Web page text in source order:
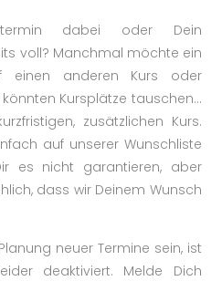
dabei oder Dein
voll? Manchmal möchte ein
einen anderen Kurs oder
Kursplätze tauschen…
zusätzlichen Kurs.
auf unserer Wunschliste
es nicht garantieren, aber
dass wir Deinem Wunsch
neuer Termine sein, ist
deaktiviert. Melde Dich